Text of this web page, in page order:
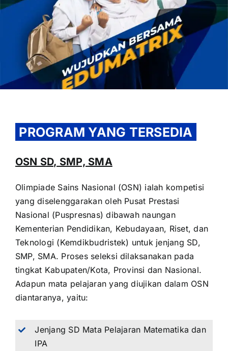
OUR PROGRAM
REGISTRATION
CONTACT US
PROGRAM YANG TERSEDIA
OSN SD, SMP, SMA
Olimpiade Sains Nasional (OSN) ialah kompetisi
yang diselenggarakan oleh Pusat Prestasi
Nasional (Puspresnas) dibawah naungan
Kementerian Pendidikan, Kebudayaan, Riset, dan
Teknologi (Kemdikbudristek) untuk jenjang SD,
SMP, SMA. Proses seleksi dilaksanakan pada
tingkat Kabupaten/Kota, Provinsi dan Nasional.
Adapun mata pelajaran yang diujikan dalam OSN
diantaranya, yaitu:
Jenjang SD Mata Pelajaran Matematika dan
IPA